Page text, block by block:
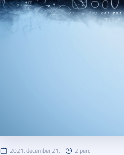
2021. december 21. 2 perc